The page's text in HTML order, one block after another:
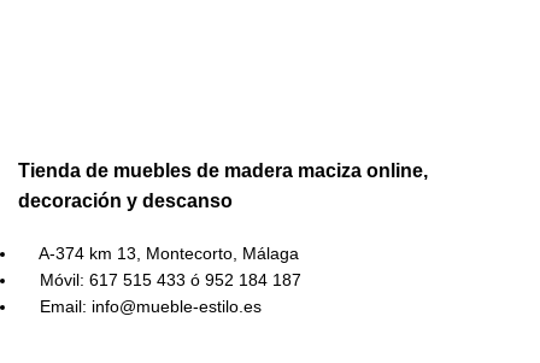
Tienda de muebles de madera maciza online,
decoración y descanso
A-374 km 13, Montecorto, Málaga
Móvil: 617 515 433 ó 952 184 187
Email: info@mueble-estilo.es